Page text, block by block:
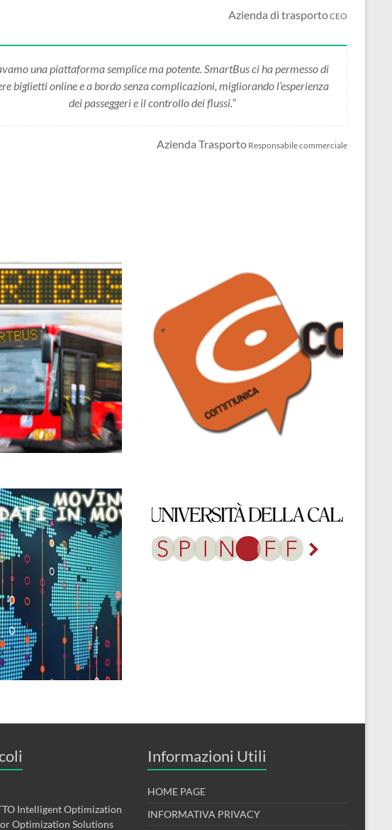
Azienda di trasportoCEO
una piattaforma semplice ma potente. SmartBus ci ha permesso di
biglietti online e a bordo senza complicazioni, migliorando l’esperienza
dei passeggeri e il controllo dei flussi.”
Azienda Trasporto Responsabile commerciale
Intelligent Optimization
Optimization Solutions
Informazioni Utili
HOME PAGE
INFORMATIVA PRIVACY